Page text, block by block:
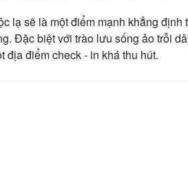
lạ sẽ là một điểm mạnh khẳng
Đặc biệt với trào lưu sống ảo trỗi
địa điểm check - in khá thu hút.